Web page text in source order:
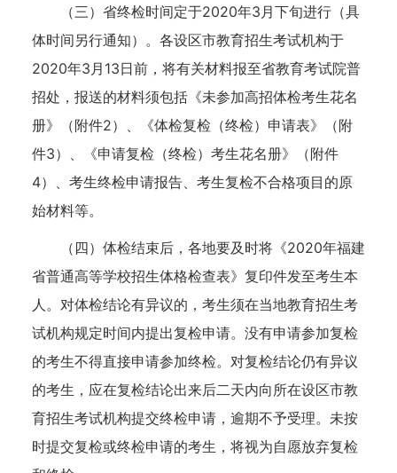
（三）省终检时间定于2020年3月下旬进行（具
体时间另行通知）。各设区市教育招生考试机构于
2020年3月13日前，将有关材料报至省教育考试院普
招处，报送的材料须包括《未参加高招体检考生花名
册》（附件2）、《体检复检（终检）申请表》（附
件3）、《申请复检（终检）考生花名册》（附件
4）、考生终检申请报告、考生复检不合格项目的原
始材料等。
（四）体检结束后，各地要及时将《2020年福建
省普通高等学校招生体格检查表》复印件发至考生本
人。对体检结论有异议的，考生须在当地教育招生考
试机构规定时间内提出复检申请。没有申请参加复检
的考生不得直接申请参加终检。对复检结论仍有异议
的考生，应在复检结论出来后二天内向所在设区市教
育招生考试机构提交终检申请，逾期不予受理。未按
时提交复检或终检申请的考生，将视为自愿放弃复检